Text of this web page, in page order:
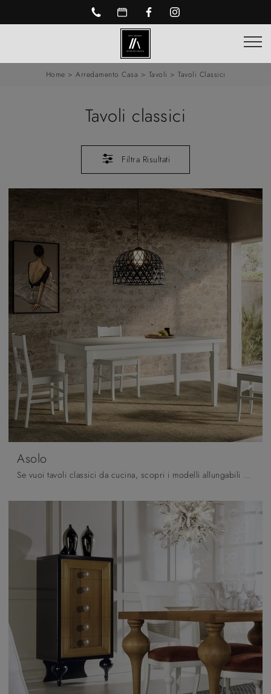
Home > Arredamento Casa > Tavoli > Tavoli Classici
Tavoli classici
Filtra Risultati
Asolo
Se vuoi tavoli classici da cucina, scopri i modelli allungabili di Arredo3: clicca e scopri il modello Asolo in legno.